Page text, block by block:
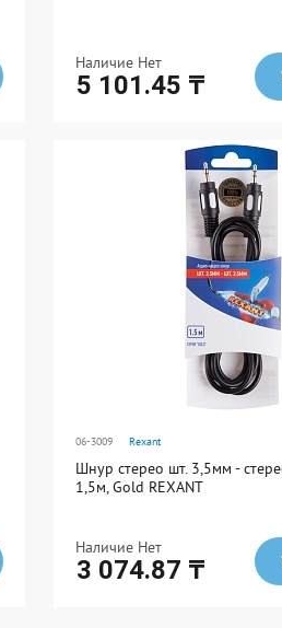
Наличие Нет
5 101.45 ₸
Ед. измерения: шт
06-3009 Rexant
Шнур стерео шт. 3,5мм -
1,5м, Gold REXANT
Наличие Нет
3 074.87 ₸